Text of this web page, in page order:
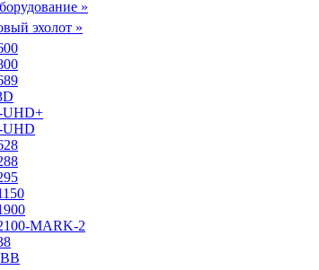
»
эхолот »
UHD+
UHD
MARK-2